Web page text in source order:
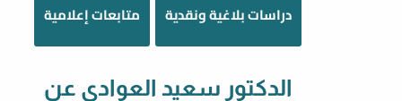
متابعات إعلامية دراسات بلاغية ونقدية
الدكتور سعيد العوادي عن